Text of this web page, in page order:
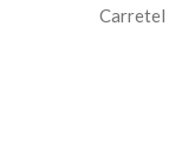
Carretel